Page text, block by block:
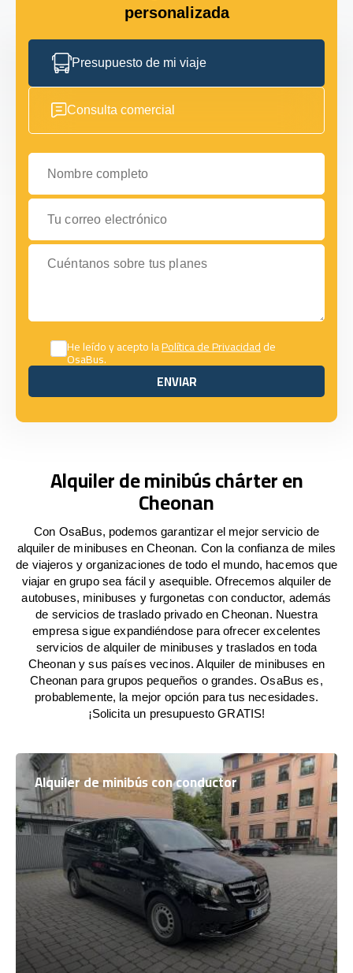
personalizada
Presupuesto de mi viaje
Consulta comercial
Nombre completo
Tu correo electrónico
Cuéntanos sobre tus planes
He leído y acepto laPolítica de Privacidadde
OsaBus.
ENVIAR
ENVIAR
Alquiler de minibús chárter en
Cheonan
Con OsaBus, podemos garantizar el mejor servicio de
alquiler de minibuses en Cheonan. Con la confianza de miles
de viajeros y organizaciones de todo el mundo, hacemos que
viajar en grupo sea fácil y asequible. Ofrecemos alquiler de
autobuses, minibuses y furgonetas con conductor, además
de servicios de traslado privado en Cheonan. Nuestra
empresa sigue expandiéndose para ofrecer excelentes
servicios de alquiler de minibuses y traslados en toda
Cheonan y sus países vecinos. Alquiler de minibuses en
Cheonan para grupos pequeños o grandes. OsaBus es,
probablemente, la mejor opción para tus necesidades.
¡Solicita un presupuesto GRATIS!
Alquiler de minibús con conductor